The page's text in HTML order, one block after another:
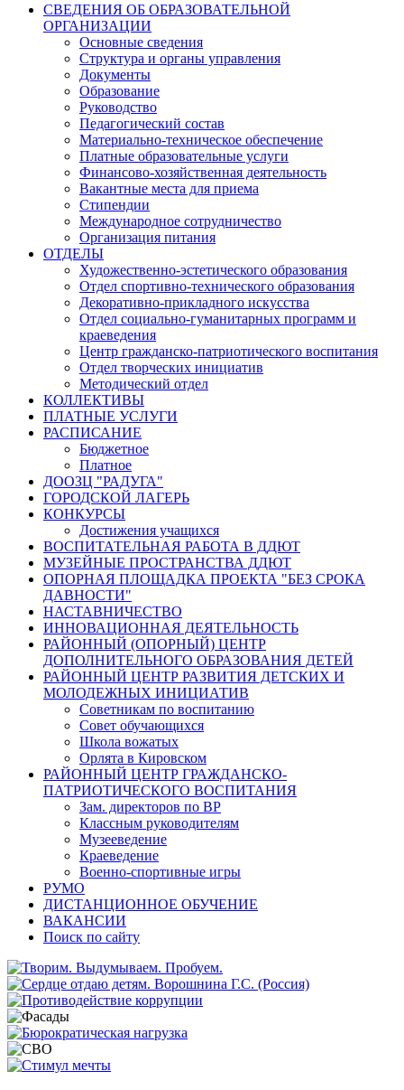
СВЕДЕНИЯ ОБ ОБРАЗОВАТЕЛЬНОЙ
ОРГАНИЗАЦИИ
Основные сведения
Структура и органы управления
Документы
Образование
Руководство
Педагогический состав
Материально-техническое обеспечение
Платные образовательные услуги
Финансово-хозяйственная деятельность
Вакантные места для приема
Стипендии
Международное сотрудничество
Организация питания
ОТДЕЛЫ
Художественно-эстетического образования
Отдел спортивно-технического образования
Декоративно-прикладного искусства
Отдел социально-гуманитарных программ и
краеведения
Центр гражданско-патриотического воспитания
Отдел творческих инициатив
Методический отдел
КОЛЛЕКТИВЫ
ПЛАТНЫЕ УСЛУГИ
РАСПИСАНИЕ
Бюджетное
Платное
ДООЗЦ "РАДУГА"
ГОРОДСКОЙ ЛАГЕРЬ
КОНКУРСЫ
Достижения учащихся
ВОСПИТАТЕЛЬНАЯ РАБОТА В ДДЮТ
МУЗЕЙНЫЕ ПРОСТРАНСТВА ДДЮТ
ОПОРНАЯ ПЛОЩАДКА ПРОЕКТА "БЕЗ СРОКА
ДАВНОСТИ"
НАСТАВНИЧЕСТВО
ИННОВАЦИОННАЯ ДЕЯТЕЛЬНОСТЬ
РАЙОННЫЙ (ОПОРНЫЙ) ЦЕНТР
ДОПОЛНИТЕЛЬНОГО ОБРАЗОВАНИЯ ДЕТЕЙ
РАЙОННЫЙ ЦЕНТР РАЗВИТИЯ ДЕТСКИХ И
МОЛОДЕЖНЫХ ИНИЦИАТИВ
Советникам по воспитанию
Совет обучающихся
Школа вожатых
Орлята в Кировском
РАЙОННЫЙ ЦЕНТР ГРАЖДАНСКО-
ПАТРИОТИЧЕСКОГО ВОСПИТАНИЯ
Зам. директоров по ВР
Классным руководителям
Музееведение
Краеведение
Военно-спортивные игры
РУМО
ДИСТАНЦИОННОЕ ОБУЧЕНИЕ
ВАКАНСИИ
Поиск по сайту